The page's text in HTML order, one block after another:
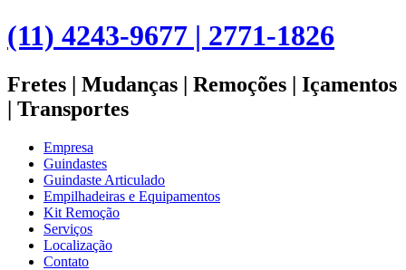
(11) 4243-9677 | 2771-1826
Fretes | Mudanças | Remoções | Içamentos
| Transportes
Empresa
Guindastes
Guindaste Articulado
Empilhadeiras e Equipamentos
Kit Remoção
Serviços
Localização
Contato